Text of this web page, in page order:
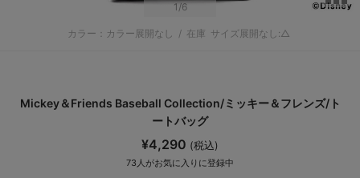
1 /6
カラー：カラー展開なし / 在庫 サイズ展開なし:△
Mickey＆Friends Baseball Collection/ミッキー＆フレンズ/ト
ートバッグ
¥4,290 (税込)
73 人がお気に入りに登録中